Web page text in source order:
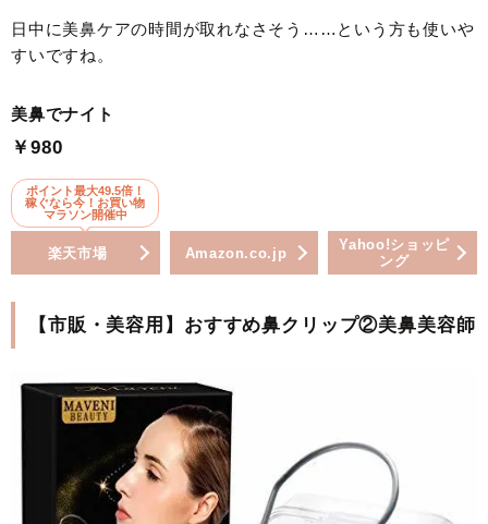
日中に美鼻ケアの時間が取れなさそう……という方も使いや
すいですね。
美鼻でナイト
￥980
ポイント最大49.5倍！
稼ぐなら今！お買い物
マラソン開催中
楽天市場 Amazon.co.jp
Yahoo!ショッピ
ング
【市販・美容用】おすすめ鼻クリップ②美鼻美容師